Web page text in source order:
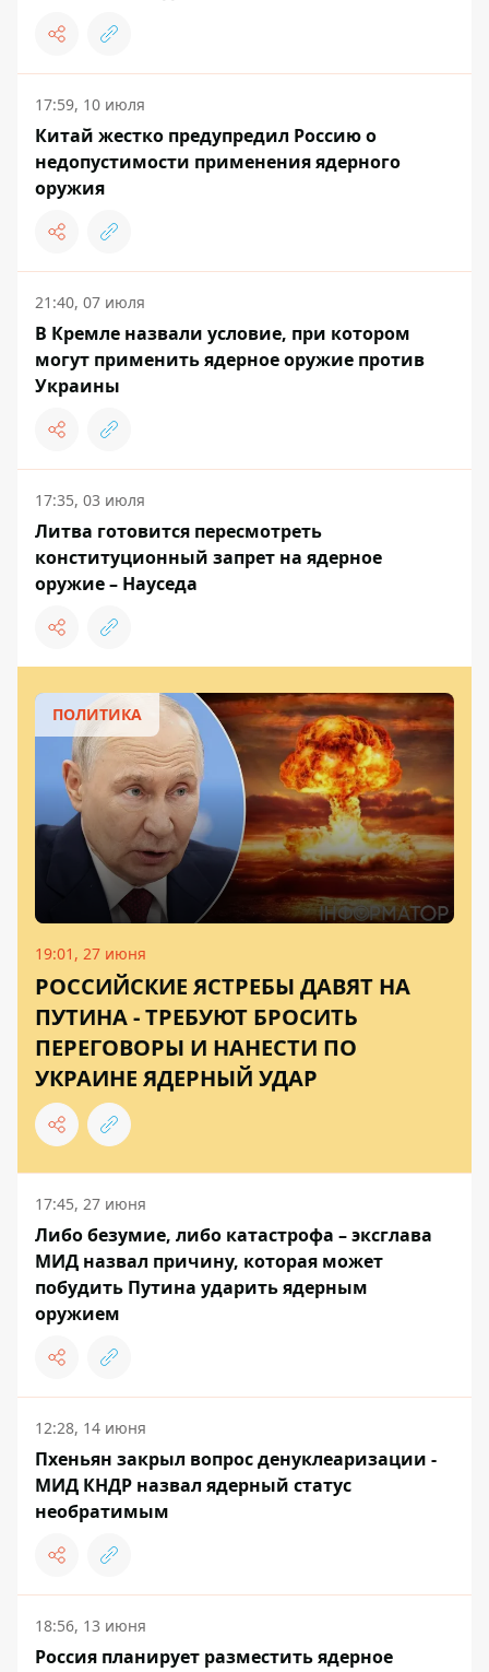
17:59, 10 июля
Китай жестко предупредил Россию о
недопустимости применения ядерного
оружия
21:40, 07 июля
В Кремле назвали условие, при котором
могут применить ядерное оружие против
Украины
17:35, 03 июля
Литва готовится пересмотреть
конституционный запрет на ядерное
оружие – Науседа
ПОЛИТИКА
19:01, 27 июня
РОССИЙСКИЕ ЯСТРЕБЫ ДАВЯТ НА
ПУТИНА - ТРЕБУЮТ БРОСИТЬ
ПЕРЕГОВОРЫ И НАНЕСТИ ПО
УКРАИНЕ ЯДЕРНЫЙ УДАР
17:45, 27 июня
Либо безумие, либо катастрофа – эксглава
МИД назвал причину, которая может
побудить Путина ударить ядерным
оружием
12:28, 14 июня
Пхеньян закрыл вопрос денуклеаризации -
МИД КНДР назвал ядерный статус
необратимым
18:56, 13 июня
Россия планирует разместить ядерное